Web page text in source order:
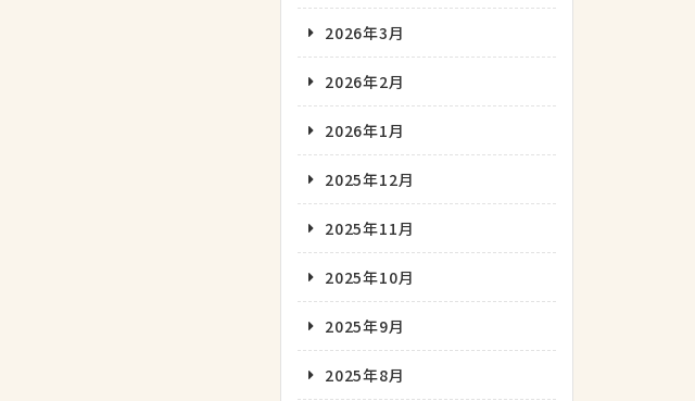
2026年3月
2026年2月
2026年1月
2025年12月
2025年11月
2025年10月
2025年9月
2025年8月